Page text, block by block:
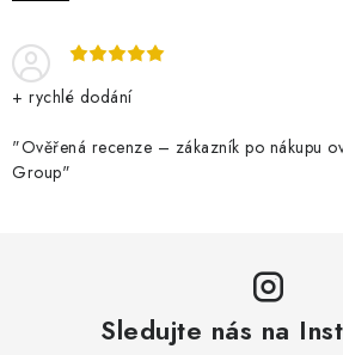
+ rychlé dodání
"Ověřená recenze – zákazník po nákupu
Group"
Sledujte nás na